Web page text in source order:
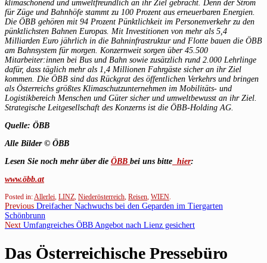
klimaschonend und umweltfreundlich an ihr Ziel gebracht. Denn der Strom
für Züge und Bahnhöfe stammt zu 100 Prozent aus erneuerbaren Energien.
Die ÖBB gehören mit 94 Prozent Pünktlichkeit im Personenverkehr zu den
pünktlichsten Bahnen Europas. Mit Investitionen von mehr als 5,4
Milliarden Euro jährlich in die Bahninfrastruktur und Flotte bauen die ÖBB
am Bahnsystem für morgen. Konzernweit sorgen über 45.500
Mitarbeiter:innen bei Bus und Bahn sowie zusätzlich rund 2.000 Lehrlinge
dafür, dass täglich mehr als 1,4 Millionen Fahrgäste sicher an ihr Ziel
kommen. Die ÖBB sind das Rückgrat des öffentlichen Verkehrs und bringen
als Österreichs größtes Klimaschutzunternehmen im Mobilitäts- und
Logistikbereich Menschen und Güter sicher und umweltbewusst an ihr Ziel.
Strategische Leitgesellschaft des Konzerns ist die ÖBB-Holding AG.
Quelle: ÖBB
Alle Bilder © ÖBB
Lesen Sie noch mehr über die ÖBB bei uns bitte hier:
www.öbb.at
Posted in: Allerlei LINZ Niederösterreich Reisen WIEN
Beitragsnavigation
Previous Previous
post:
Dreifacher Nachwuchs bei den Geparden im Tiergarten
Schönbrunn
Next Next
Umfangreiches ÖBB Angebot nach Lienz gesichert
Das Österreichische Pressebüro